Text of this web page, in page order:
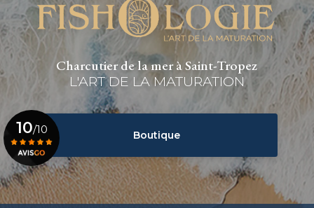
Charcutier de la mer à Saint-Tropez
L'ART DE LA MATURATION
Boutique
10/10
Voir le certificat